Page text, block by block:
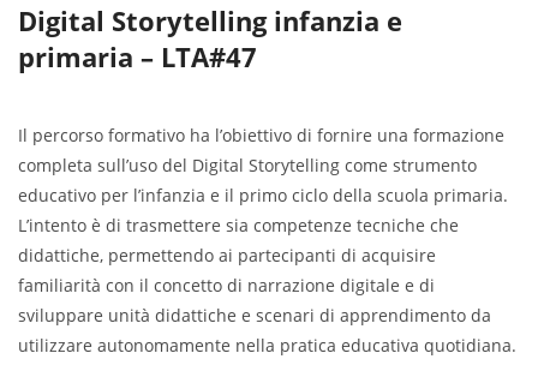
Digital Storytelling infanzia e
primaria – LTA#47
Il percorso formativo ha l’obiettivo di fornire una formazione
completa sull’uso del Digital Storytelling come strumento
educativo per l’infanzia e il primo ciclo della scuola primaria.
L’intento è di trasmettere sia competenze tecniche che
didattiche, permettendo ai partecipanti di acquisire
familiarità con il concetto di narrazione digitale e di
sviluppare unità didattiche e scenari di apprendimento da
utilizzare autonomamente nella pratica educativa quotidiana.